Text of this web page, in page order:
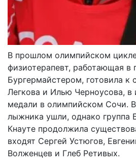
В прошлом олимпийском
физиотерапевт, работающая в
Бургермайстером, готовила к
Легкова и Илью Черноусова, в
медали в олимпийском Сочи.
лыжника ушли, однако группа
Кнауте продолжила
входят Сергей Устюгов,
Волженцев и Глеб Ретивых.